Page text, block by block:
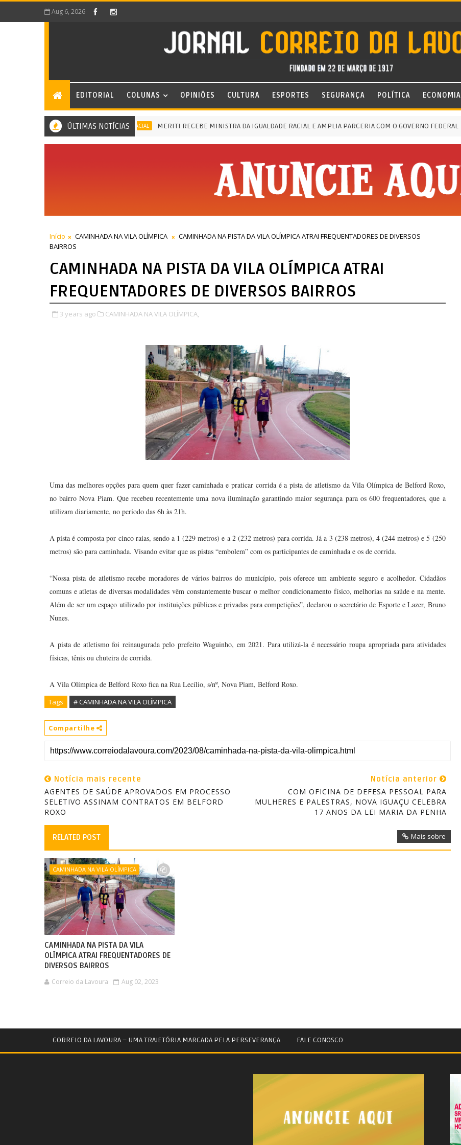
Aug 6, 2026
EDITORIAL COLUNAS OPINIÕES CULTURA ESPORTES SEGURANÇA POLÍTICA ECONOMIA
ÚLTIMAS NOTÍCIAS
MERITI RECEBE MINISTRA DA IGUALDADE RACIAL MERITI RECEBE MINISTRA DA IGUALDADE RACIAL E AMPLIA PARCERIA COM O GOVERNO FEDERAL
Início CAMINHADA NA VILA OLÍMPICA
CAMINHADA NA PISTA DA VILA OLÍMPICA ATRAI FREQUENTADORES DE DIVERSOS
BAIRROS
CAMINHADA NA PISTA DA VILA OLÍMPICA ATRAI
FREQUENTADORES DE DIVERSOS BAIRROS
3 years ago CAMINHADA NA VILA OLÍMPICA,
Uma das melhores opções para quem quer fazer caminhada e praticar corrida é a pista de atletismo da Vila Olímpica de Belford Roxo,
no bairro Nova Piam. Que recebeu recentemente uma nova iluminação garantindo maior segurança para os 600 frequentadores, que a
utilizam diariamente, no período das 6h às 21h.
A pista é composta por cinco raias, sendo a 1 (229 metros) e a 2 (232 metros) para corrida. Já a 3 (238 metros), 4 (244 metros) e 5 (250
metros) são para caminhada. Visando evitar que as pistas “embolem” com os participantes de caminhada e os de corrida.
“Nossa pista de atletismo recebe moradores de vários bairros do município, pois oferece um ambiente seguro e acolhedor. Cidadãos
comuns e atletas de diversas modalidades vêm constantemente buscar o melhor condicionamento físico, melhorias na saúde e na mente.
Além de ser um espaço utilizado por instituições públicas e privadas para competições”, declarou o secretário de Esporte e Lazer, Bruno
Nunes.
A pista de atletismo foi reinaugurada pelo prefeito Waguinho, em 2021. Para utilizá-la é necessário roupa apropriada para atividades
físicas, tênis ou chuteira de corrida.
A Vila Olímpica de Belford Roxo fica na Rua Lecílio, s/nº, Nova Piam, Belford Roxo.
Tags # CAMINHADA NA VILA OLÍMPICA
Compartilhe
Notícia mais recente
AGENTES DE SAÚDE APROVADOS EM PROCESSO
SELETIVO ASSINAM CONTRATOS EM BELFORD
ROXO
Notícia anterior
COM OFICINA DE DEFESA PESSOAL PARA
MULHERES E PALESTRAS, NOVA IGUAÇU CELEBRA
17 ANOS DA LEI MARIA DA PENHA
RELATED POST Mais sobre
CAMINHADA NA VILA OLÍMPICA
CAMINHADA NA PISTA DA VILA
OLÍMPICA ATRAI FREQUENTADORES DE
DIVERSOS BAIRROS
Correio da Lavoura Aug 02, 2023
CORREIO DA LAVOURA – UMA TRAJETÓRIA MARCADA PELA PERSEVERANÇA FALE CONOSCO